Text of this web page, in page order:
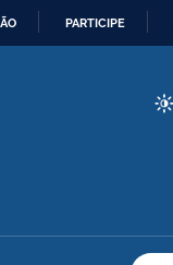
PARTICIPE